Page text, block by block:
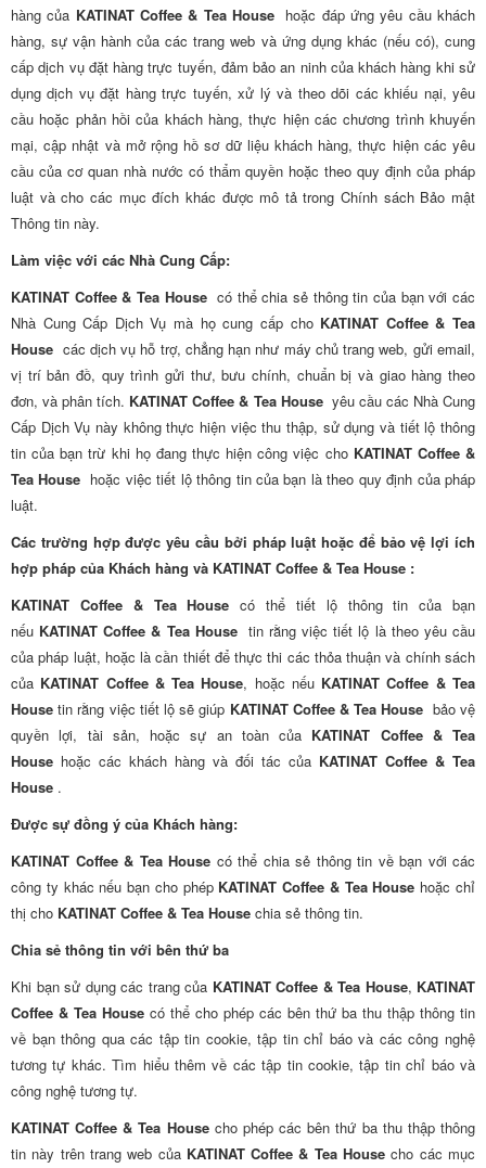
hàng của KATINAT Coffee & Tea Househoặc đáp ứng yêu cầu khách
hàng, sự vận hành của các trang web và ứng dụng khác (nếu có), cung
cấp dịch vụ đặt hàng trực tuyến, đảm bảo an ninh của khách hàng khi sử
dụng dịch vụ đặt hàng trực tuyến, xử lý và theo dõi các khiếu nại, yêu
cầu hoặc phản hồi của khách hàng, thực hiện các chương trình khuyến
mại, cập nhật và mở rộng hồ sơ dữ liệu khách hàng, thực hiện các yêu
cầu của cơ quan nhà nước có thẩm quyền hoặc theo quy định của pháp
luật và cho các mục đích khác được mô tả trong Chính sách Bảo mật
Thông tin này.
Làm việc với các Nhà Cung Cấp:
KATINAT Coffee & Tea Housecó thể chia sẻ thông tin của bạn với các
Nhà Cung Cấp Dịch Vụ mà họ cung cấp cho KATINAT Coffee & Tea
House các dịch vụ hỗ trợ, chẳng hạn như máy chủ trang web, gửi email,
vị trí bản đồ, quy trình gửi thư, bưu chính, chuẩn bị và giao hàng theo
đơn, và phân tích. KATINAT Coffee & Tea Houseyêu cầu các Nhà Cung
Cấp Dịch Vụ này không thực hiện việc thu thập, sử dụng và tiết lộ thông
tin của bạn trừ khi họ đang thực hiện công việc cho KATINAT Coffee &
Tea House hoặc việc tiết lộ thông tin của bạn là theo quy định của pháp
luật.
Các trường hợp được yêu cầu bởi pháp luật hoặc để bảo vệ lợi ích
hợp pháp của Khách hàng và KATINAT Coffee & Tea House :
KATINAT Coffee & Tea House có thể tiết lộ thông tin của bạn
nếu KATINAT Coffee & Tea Housetin rằng việc tiết lộ là theo yêu cầu
của pháp luật, hoặc là cần thiết để thực thi các thỏa thuận và chính sách
của KATINAT Coffee & Tea House, hoặc nếu KATINAT Coffee & Tea
House tin rằng việc tiết lộ sẽ giúp KATINAT Coffee & Tea House bảo vệ
quyền lợi, tài sản, hoặc sự an toàn của KATINAT Coffee & Tea
House hoặc các khách hàng và đối tác của KATINAT Coffee & Tea
House .
Được sự đồng ý của Khách hàng:
KATINAT Coffee & Tea House có thể chia sẻ thông tin về bạn với các
công ty khác nếu bạn cho phép KATINAT Coffee & Tea House hoặc chỉ
thị cho KATINAT Coffee & Tea House chia sẻ thông tin.
Chia sẻ thông tin với bên thứ ba
Khi bạn sử dụng các trang của KATINAT Coffee & Tea House, KATINAT
Coffee & Tea House có thể cho phép các bên thứ ba thu thập thông tin
về bạn thông qua các tập tin cookie, tập tin chỉ báo và các công nghệ
tương tự khác. Tìm hiểu thêm về các tập tin cookie, tập tin chỉ báo và
công nghệ tương tự.
KATINAT Coffee & Tea Housecho phép các bên thứ ba thu thập thông
tin này trên trang web của KATINAT Coffee & Tea House cho các mục